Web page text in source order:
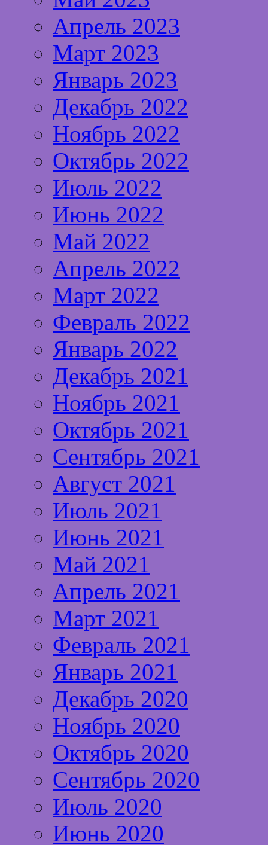
Апрель 2023
Март 2023
Январь 2023
Декабрь 2022
Ноябрь 2022
Октябрь 2022
Июль 2022
Июнь 2022
Май 2022
Апрель 2022
Март 2022
Февраль 2022
Январь 2022
Декабрь 2021
Ноябрь 2021
Октябрь 2021
Сентябрь 2021
Август 2021
Июль 2021
Июнь 2021
Май 2021
Апрель 2021
Март 2021
Февраль 2021
Январь 2021
Декабрь 2020
Ноябрь 2020
Октябрь 2020
Сентябрь 2020
Июль 2020
Июнь 2020